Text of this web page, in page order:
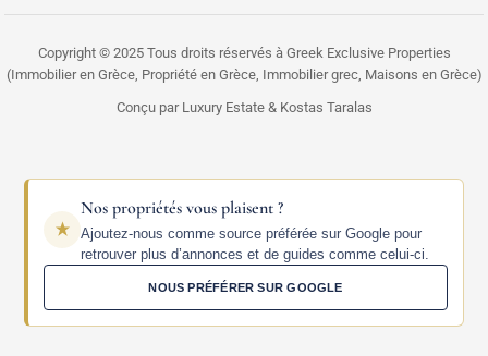
Copyright © 2025 Tous droits réservés à Greek Exclusive Properties
(Immobilier en Grèce, Propriété en Grèce, Immobilier grec, Maisons en Grèce)
Conçu par Luxury Estate & Kostas Taralas
Nos propriétés vous plaisent ?
Ajoutez-nous comme source préférée sur Google pour
retrouver plus d’annonces et de guides comme celui-ci.
NOUS PRÉFÉRER SUR GOOGLE